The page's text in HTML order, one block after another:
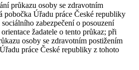
průkazu osoby se zdravotním
pobočka Úřadu práce České republiky
zabezpečení o posouzení
žadatele o tento průkaz; při
osoby se zdravotním postižením
práce České republiky z tohoto